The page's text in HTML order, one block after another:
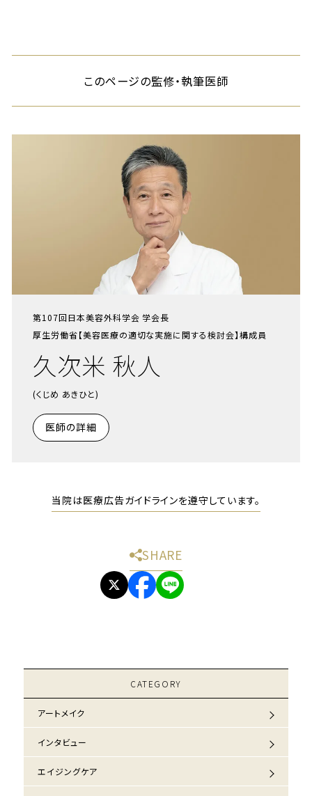
このページの監修・執筆医師
第107回日本美容外科学会 学会長
厚生労働省【美容医療の適切な実施に関する検討会】構成員
久次米 秋人
(くじめ あきひと)
医師の詳細
当院は医療広告ガイドラインを遵守しています。
SHARE
CATEGORY
アートメイク
インタビュー
エイジングケア